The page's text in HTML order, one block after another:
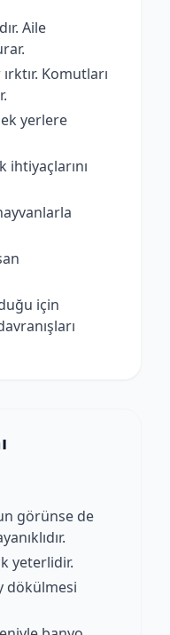
Aile
Komutları
yerlere
için
görünse de
yeterlidir.
dökülmesi